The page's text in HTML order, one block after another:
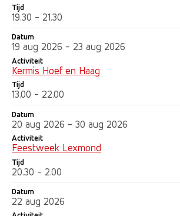
Tijd
19.30 - 21.30
Datum
19 aug 2026 - 23 aug 2026
Activiteit
Kermis Hoef en Haag
Tijd
13.00 - 22.00
Datum
20 aug 2026 - 30 aug 2026
Activiteit
Feestweek Lexmond
Tijd
20.30 - 2.00
Datum
22 aug 2026